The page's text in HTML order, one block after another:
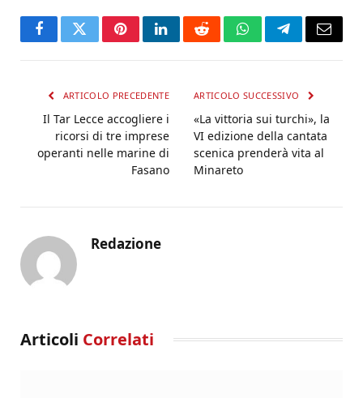
FacebookTwitterPinterestLinkedInRedditWhatsAppTelegramEmail
ARTICOLO PRECEDENTE
Il Tar Lecce accogliere i
ricorsi di tre imprese
operanti nelle marine di
Fasano
ARTICOLO SUCCESSIVO
«La vittoria sui turchi», la
VI edizione della cantata
scenica prenderà vita al
Minareto
Redazione
Articoli Correlati